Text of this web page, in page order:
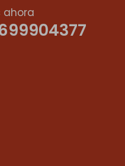
ahora